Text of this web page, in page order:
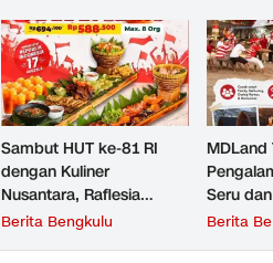
‎Sambut HUT ke-81 RI
dengan Kuliner
Nusantara, Raflesia
Beach Resto Hadirkan
Berita Bengkulu
‎MDLand
Seru
Cocok
Berita